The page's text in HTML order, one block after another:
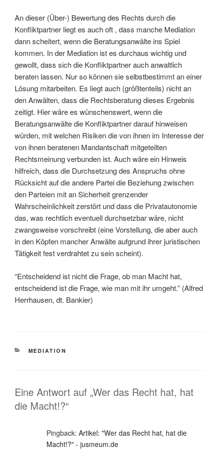
An dieser (Über-) Bewertung des Rechts durch die
Konfliktpartner liegt es auch oft , dass manche Mediation
dann scheitert, wenn die Beratungsanwälte ins Spiel
kommen. In der Mediation ist es durchaus wichtig und
gewollt, dass sich die Konfliktpartner auch anwaltlich
beraten lassen. Nur so können sie selbstbestimmt an einer
Lösung mitarbeiten. Es liegt auch (größtenteils) nicht an
den Anwälten, dass die Rechtsberatung dieses Ergebnis
zeitigt. Hier wäre es wünschenswert, wenn die
Beratungsanwälte die Konfliktpartner darauf hinweisen
würden, mit welchen Risiken die von ihnen im Interesse der
von ihnen beratenen Mandantschaft mitgeteilten
Rechtsmeinung verbunden ist. Auch wäre ein Hinweis
hilfreich, dass die Durchsetzung des Anspruchs ohne
Rücksicht auf die andere Partei die Beziehung zwischen
den Parteien mit an Sicherheit grenzender
Wahrscheinlichkeit zerstört und dass die Privatautonomie
das, was rechtlich eventuell durchsetzbar wäre, nicht
zwangsweise vorschreibt (eine Vorstellung, die aber auch
in den Köpfen mancher Anwälte aufgrund ihrer juristischen
Tätigkeit fest verdrahtet zu sein scheint).
“Entscheidend ist nicht die Frage, ob man Macht hat,
entscheidend ist die Frage, wie man mit ihr umgeht.” (Alfred
Herrhausen, dt. Bankier)
KATEGORIEN
MEDIATION
Eine Antwort auf „Wer das Recht hat, hat
die Macht!?“
Pingback: Artikel: "Wer das Recht hat, hat die
Macht!?" - jusmeum.de